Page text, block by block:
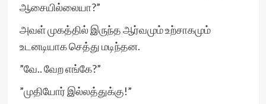
ஆசையில்லையா?”
அவள் முகத்தில் இருந்த ஆர்வமும் உற்சாகமும்
உடனடியாக செத்து மடிந்தன.
”வே.. வேற எங்கே?”
”முதியோர் இல்லத்துக்கு!”